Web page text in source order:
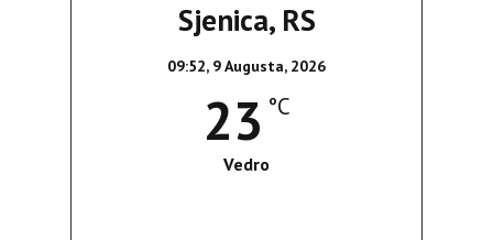
Sjenica, RS
09:52, 9 Augusta, 2026
23 °C
Vedro